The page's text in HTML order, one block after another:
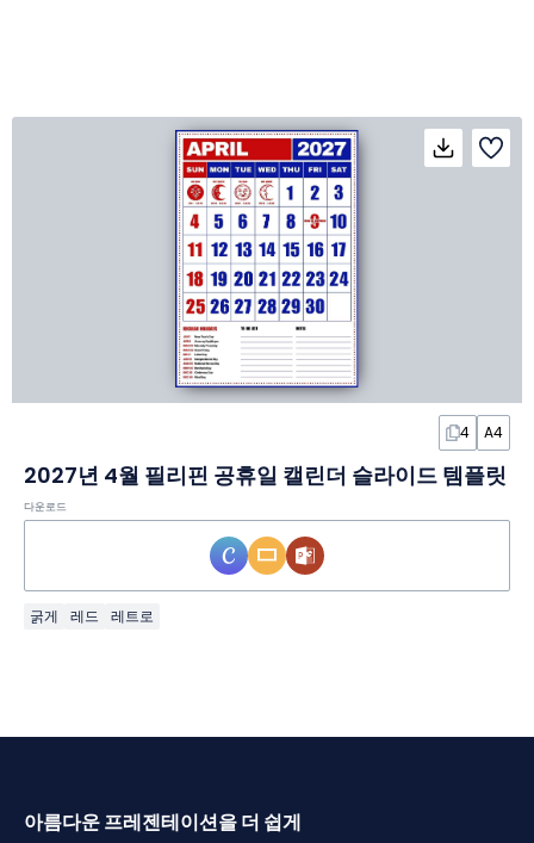
4 A4
2027년 4월 필리핀 공휴일 캘린더 슬라이드 템플릿
다운로드
굵게 레드 레트로
아름다운 프레젠테이션을 더 쉽게